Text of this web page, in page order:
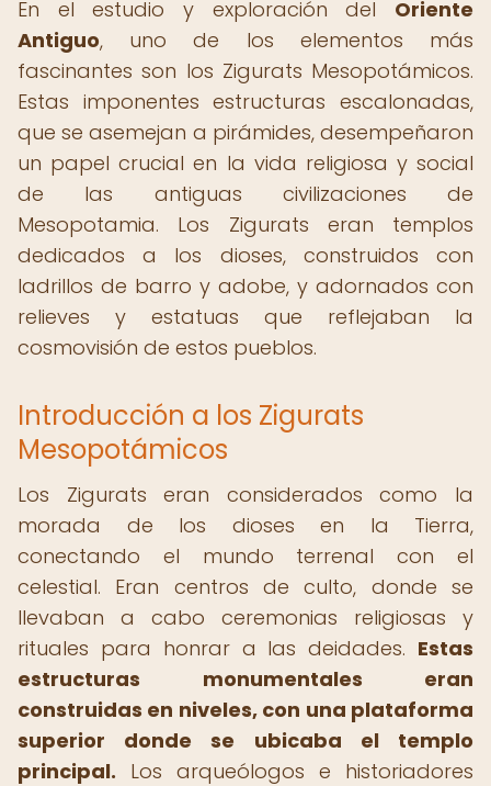
En el estudio y exploración del Oriente
Antiguo, uno de los elementos más
fascinantes son los Zigurats Mesopotámicos.
Estas imponentes estructuras escalonadas,
que se asemejan a pirámides, desempeñaron
un papel crucial en la vida religiosa y social
de las antiguas civilizaciones de
Mesopotamia. Los Zigurats eran templos
dedicados a los dioses, construidos con
ladrillos de barro y adobe, y adornados con
relieves y estatuas que reflejaban la
cosmovisión de estos pueblos.
Introducción a los Zigurats
Mesopotámicos
Los Zigurats eran considerados como la
morada de los dioses en la Tierra,
conectando el mundo terrenal con el
celestial. Eran centros de culto, donde se
llevaban a cabo ceremonias religiosas y
rituales para honrar a las deidades. Estas
estructuras monumentales eran
construidas en niveles, con una plataforma
superior donde se ubicaba el templo
principal. Los arqueólogos e historiadores